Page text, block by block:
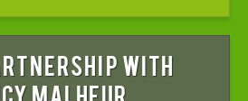
with
MALHEUR